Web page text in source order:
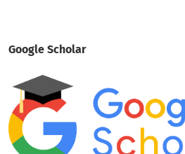
Google Scholar